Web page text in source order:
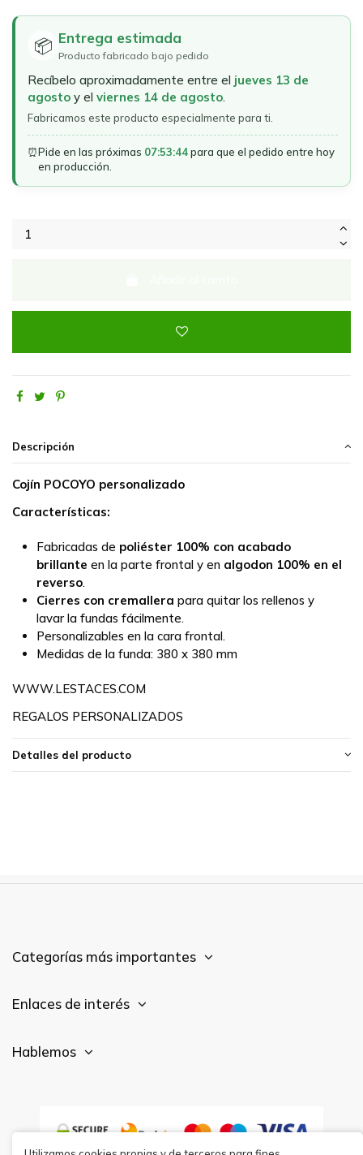
📦 Entrega estimada
Producto fabricado bajo pedido
Recíbelo aproximadamente entre el jueves 13 de
agosto y el viernes 14 de agosto.
Fabricamos este producto especialmente para ti.
⏰Pide en las próximas 07:53:44para que el pedido entre hoy
en producción.
Descripción
Cojín POCOYO personalizado
Características:
Fabricadas de poliéster 100% con acabado
brillante en la parte frontal y en algodon 100% en el
reverso.
Cierres con cremallera para quitar los rellenos y
lavar la fundas fácilmente.
Personalizables en la cara frontal.
Medidas de la funda: 380 x 380 mm
WWW.LESTACES.COM
REGALOS PERSONALIZADOS
Detalles del producto
Categorías más importantes
Enlaces de interés
Hablemos